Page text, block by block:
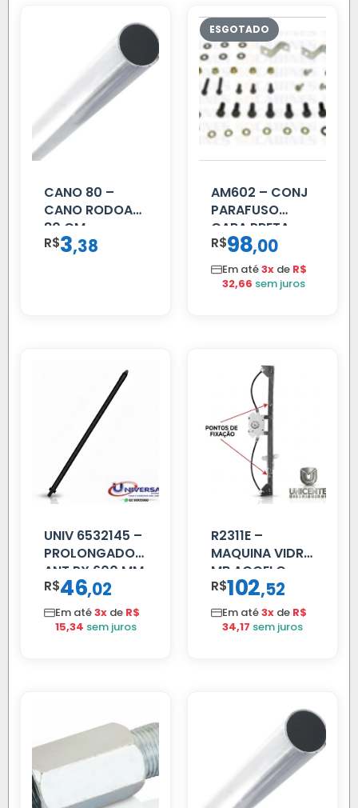
CANO 80 –
CANO RODOAR
80 CM
R$3,38
AM602 – CONJ
PARAFUSO
CARA PRETA
PARCIAL
R$98,00
Em até3x de R$
32,66 sem juros
UNIV 6532145 –
PROLONGADOR
ANT PX 600 MM
FIBRA PRETA
R$46,02
Em até3x de R$
15,34 sem juros
R2311E –
MAQUINA VIDRO
MB ACCELO
2002 ATE 2011
S/MOTOR LE
R$102,52
Em até3x de R$
34,17 sem juros